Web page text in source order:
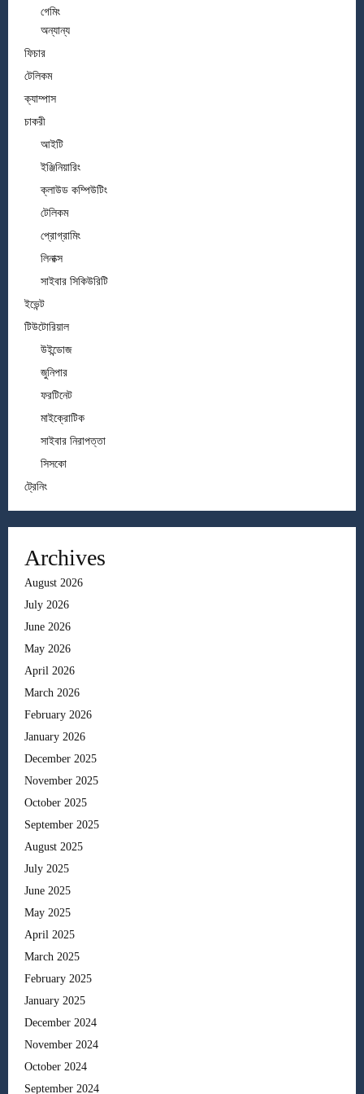
গেমিং
অন্যান্য
ফিচার
টেলিকম
ক্যাম্পাস
চাকরী
আইটি
ইঞ্জিনিয়ারিং
ক্লাউড কম্পিউটিং
টেলিকম
প্রোগ্রামিং
লিনাক্স
সাইবার সিকিউরিটি
ইভেন্ট
টিউটোরিয়াল
উইন্ডোজ
জুনিপার
ফরটিনেট
মাইক্রোটিক
সাইবার নিরাপত্তা
সিসকো
ট্রেনিং
Archives
August 2026
July 2026
June 2026
May 2026
April 2026
March 2026
February 2026
January 2026
December 2025
November 2025
October 2025
September 2025
August 2025
July 2025
June 2025
May 2025
April 2025
March 2025
February 2025
January 2025
December 2024
November 2024
October 2024
September 2024